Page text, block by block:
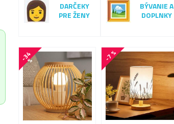
DARČEKY
PRE ŽENY
BÝVANIE A
DOPLNKY
-
3
4
% -7 %